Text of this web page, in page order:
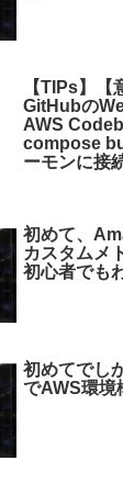
【TIPs】【
GitHubの
AWS
compose
ーモンに接
初めて、
カスタムメ
初心者でも
初めてでし
でAWS環